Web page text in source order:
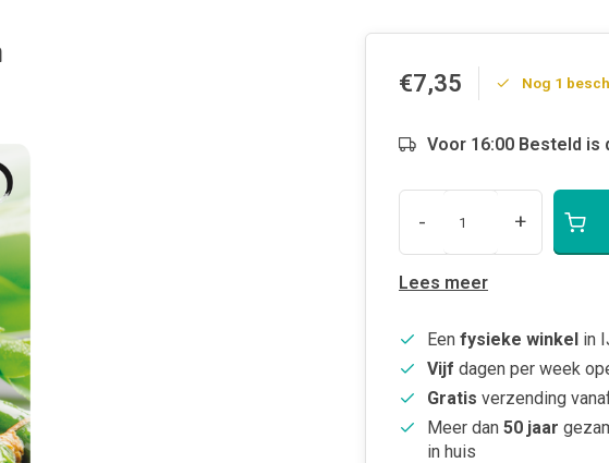
€7,35 Nog 1
Voor 16:00 Besteld
- +
Lees meer
Een fysieke winkel in
Vijf dagen per week
Gratis verzending
Meer dan 50 jaar
in huis